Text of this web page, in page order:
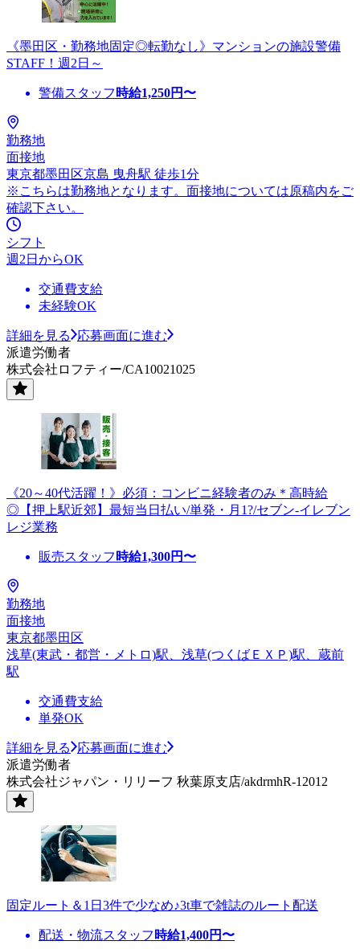
《墨田区・勤務地固定◎転勤なし》マンションの施設警備
STAFF！週2日～
警備スタッフ 時給1,250円〜
勤務地
面接地
東京都墨田区京島 曳舟駅 徒歩1分
※こちらは勤務地となります。面接地については原稿内をご
確認下さい。
シフト
週2日からOK
交通費支給
未経験OK
詳細を見る
応募画面に進む
派遣労働者
株式会社ロフティー/CA10021025
《20～40代活躍！》必須：コンビニ経験者のみ＊高時給
◎【押上駅近郊】最短当日払い/単発・月1?/セブン-イレブン
レジ業務
販売スタッフ 時給1,300円〜
勤務地
面接地
東京都墨田区
浅草(東武・都営・メトロ)駅、浅草(つくばＥＸＰ)駅、蔵前
駅
交通費支給
単発OK
詳細を見る
応募画面に進む
派遣労働者
株式会社ジャパン・リリーフ 秋葉原支店/akdrmhR-12012
固定ルート＆1日3件で少なめ♪3t車で雑誌のルート配送
配送・物流スタッフ 時給1,400円〜